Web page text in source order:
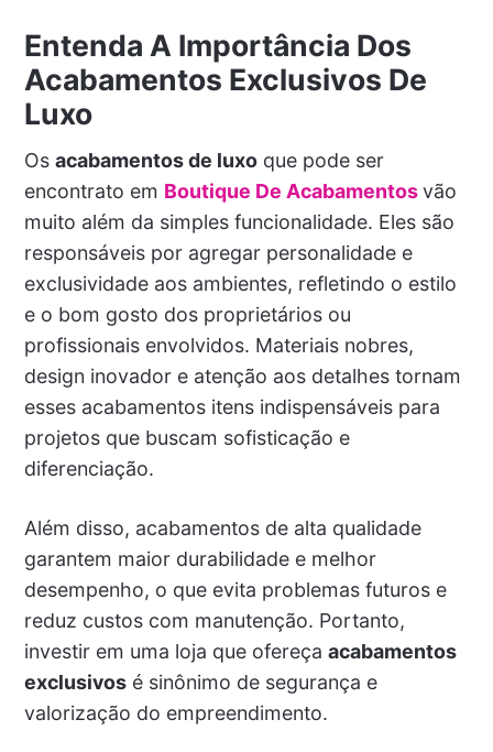
Entenda A Importância Dos
Acabamentos Exclusivos De
Luxo
Os acabamentos de luxoque pode ser
encontrato em Boutique De Acabamentos vão
muito além da simples funcionalidade. Eles são
responsáveis por agregar personalidade e
exclusividade aos ambientes, refletindo o estilo
e o bom gosto dos proprietários ou
profissionais envolvidos. Materiais nobres,
design inovador e atenção aos detalhes tornam
esses acabamentos itens indispensáveis para
projetos que buscam sofisticação e
diferenciação.
Além disso, acabamentos de alta qualidade
garantem maior durabilidade e melhor
desempenho, o que evita problemas futuros e
reduz custos com manutenção. Portanto,
investir em uma loja que ofereça acabamentos
exclusivosé sinônimo de segurança e
valorização do empreendimento.